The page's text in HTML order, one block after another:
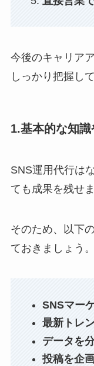
今後のキャリア
しっかり把握し
1.基本的な知
SNS運用代行は
ても成果を残せま
そのため、以下
ておきましょう。
SNSマー
最新トレ
データを
投稿を企